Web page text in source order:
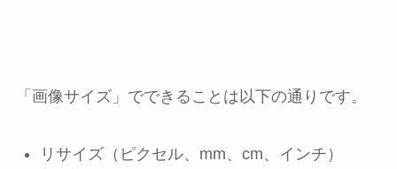
「画像サイズ」でできることは以下の通りです。
リサイズ（ピクセル、mm、cm、インチ）